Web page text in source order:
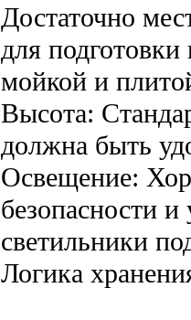
Достаточно
для
мойкой и
Высота:
должна быть
Освещение:
безопасности
светильники
Логика